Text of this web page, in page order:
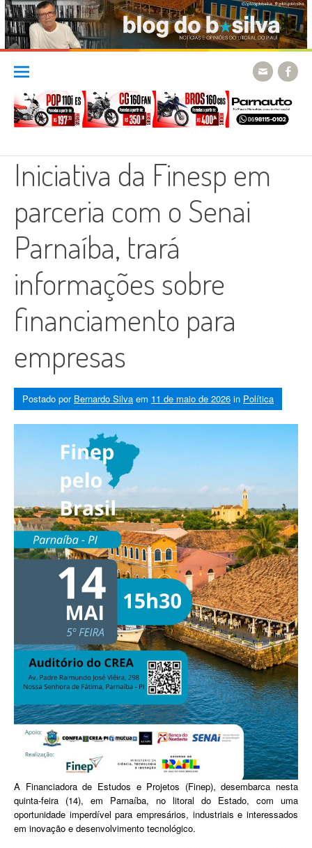
Skip
content
Iniciativa da Finesp em
parceria com o Senai
Parnaíba, trará
informações sobre
financiamento para
empresas
Postado por Bernardo Silva em 11 de maio de 2026 in Política
A Financiadora de Estudos e Projetos (Finep), desembarca nesta
quinta-feira (14), em Parnaíba, no litoral do Estado, com uma
oportunidade imperdível para empresários, industriais e interessados
em inovação e desenvolvimento tecnológico.